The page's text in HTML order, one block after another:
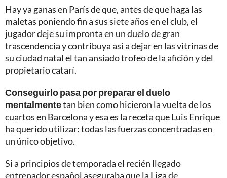
Hay ya ganas en París de que, antes de que haga las
maletas poniendo fin a sus siete años en el club, el
jugador deje su impronta en un duelo de gran
trascendencia y contribuya así a dejar en las vitrinas de
su ciudad natal el tan ansiado trofeo de la afición y del
propietario catarí.
Conseguirlo pasa por preparar el duelo
mentalmentetan bien como hicieron la vuelta de los
cuartos en Barcelona y esa es la receta que Luis Enrique
ha querido utilizar: todas las fuerzas concentradas en
un único objetivo.
Si a principios de temporada el recién llegado
entrenador español aseguraba que la Liga de